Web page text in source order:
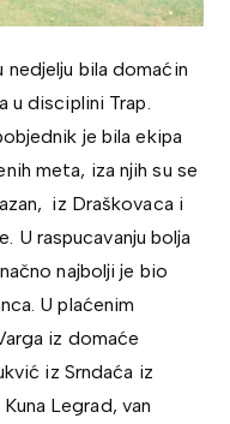
nedjelju bila domaćin
u disciplini Trap.
je bila ekipa
meta, iza njih su se
iz Draškovaca i
U raspucavanju bolja
najbolji je bio
U plaćenim
iz domaće
iz Srndaća iz
Legrad, van